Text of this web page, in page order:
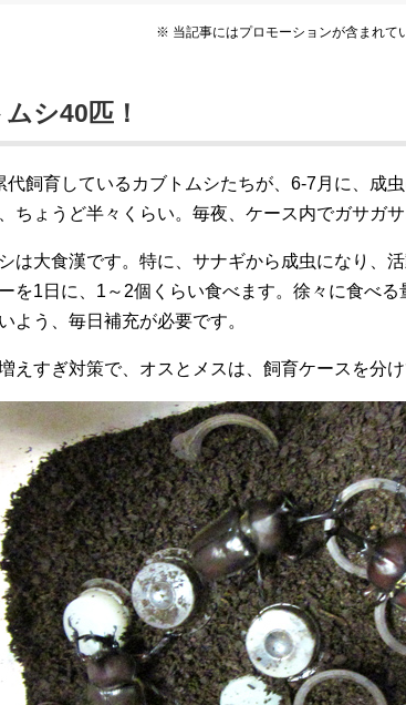
※ 当記事にはプロモーションが含まれて
シ40匹！
代飼育しているカブトムシたちが、6-7月に、成
ちょうど半々くらい。毎夜、ケース内でガサガ
は大食漢です。特に、サナギから成虫になり、
を1日に、1～2個くらい食べます。徐々に食べ
よう、毎日補充が必要です。
えすぎ対策で、オスとメスは、飼育ケースを分け